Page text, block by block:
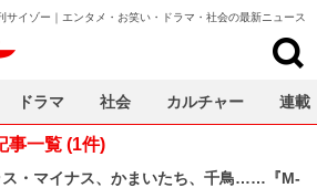
サイゾー｜エンタメ・お笑い・ドラマ・社会の最新ニュース
事一覧 (1件)
ス・マイナス、かまいたち、千鳥……『M-
ドラマ 社会 カルチャー 連載